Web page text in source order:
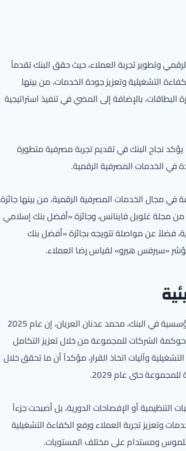
وتطوير تجربة العملاء، حيث حقق البنك تقدماً
التشغيلية وتعزيز جودة الخدمات، من بينها
بالإضافة إلى المضي في تنفيذ استراتيجية
الجهود عن ارتفاع مستويات رضا العملاء إلى 96٪، ما يؤكد نجاح البنك في تقديم تجربة مصرفية متطورة
في الخدمات المصرفية الرقمية.
في مجال الخدمات المصرفية الرقمية، من بينها جائزة
مجلة غلوبل فاينانس، وجائزة «أفضل بنك إسلامي
فضلاً عن مواصلة تتويجه بجائزة «أفضل بنك
«سيرفس هيرو» لقياس رضا العملاء.
من جانبه، قال مساعد مدير عام إدارة المخاطر غير المالية والمرونة المؤسسية في البنك، محمد عدنان العريان، إن عام 2025
الشركات للمجموعة من خلال تعزيز التكامل
وآليات اتخاذ القرار، مؤكداً أن ما تحقق خلال
حتى عام 2029.
التنظيمية أو الإفصاحات الدورية، بل أصبحت جزءاً
وتعزيز تجربة العملاء ورفع الكفاءة التشغيلية
ملموس ومستدام على مختلف المستويات.